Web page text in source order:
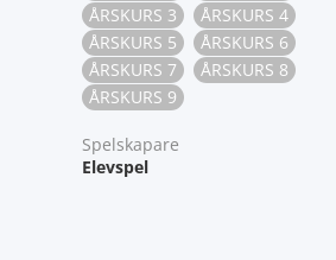
ÅRSKURS 3
ÅRSKURS 4
ÅRSKURS 5
ÅRSKURS 6
ÅRSKURS 7
ÅRSKURS 8
ÅRSKURS 9
Spelskapare
Elevspel